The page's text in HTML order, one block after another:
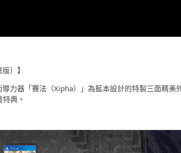
）】
力器「賽法（Xipha）」為藍本設計的特製三面精美
典。